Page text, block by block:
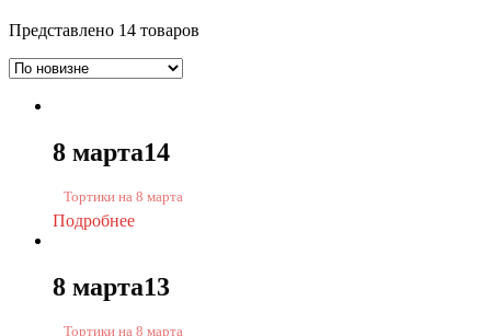
Представлено 14 товаров
8 марта14
Тортики на 8 марта
Подробнее
8 марта13
Тортики на 8 марта